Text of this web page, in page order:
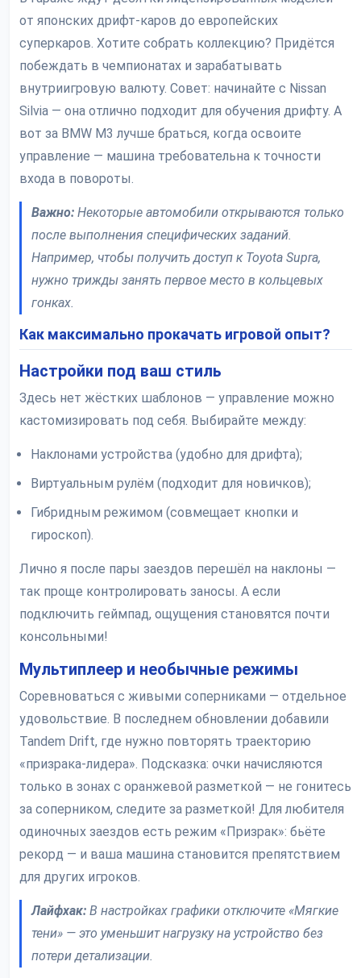
от японских дрифт-каров до европейских
суперкаров. Хотите собрать коллекцию? Придётся
побеждать в чемпионатах и зарабатывать
внутриигровую валюту. Совет: начинайте с Nissan
Silvia — она отлично подходит для обучения дрифту. А
вот за BMW M3 лучше браться, когда освоите
управление — машина требовательна к точности
входа в повороты.
Важно: Некоторые автомобили открываются только
после выполнения специфических заданий.
Например, чтобы получить доступ к Toyota Supra,
нужно трижды занять первое место в кольцевых
гонках.
Как максимально прокачать игровой опыт?
Настройки под ваш стиль
Здесь нет жёстких шаблонов — управление можно
кастомизировать под себя. Выбирайте между:
Наклонами устройства (удобно для дрифта);
Виртуальным рулём (подходит для новичков);
Гибридным режимом (совмещает кнопки и
гироскоп).
Лично я после пары заездов перешёл на наклоны —
так проще контролировать заносы. А если
подключить геймпад, ощущения становятся почти
консольными!
Мультиплеер и необычные режимы
Соревноваться с живыми соперниками — отдельное
удовольствие. В последнем обновлении добавили
Tandem Drift, где нужно повторять траекторию
«призрака-лидера». Подсказка: очки начисляются
только в зонах с оранжевой разметкой — не гонитесь
за соперником, следите за разметкой! Для любителя
одиночных заездов есть режим «Призрак»: бьёте
рекорд — и ваша машина становится препятствием
для других игроков.
Лайфхак: В настройках графики отключите «Мягкие
тени» — это уменьшит нагрузку на устройство без
потери детализации.